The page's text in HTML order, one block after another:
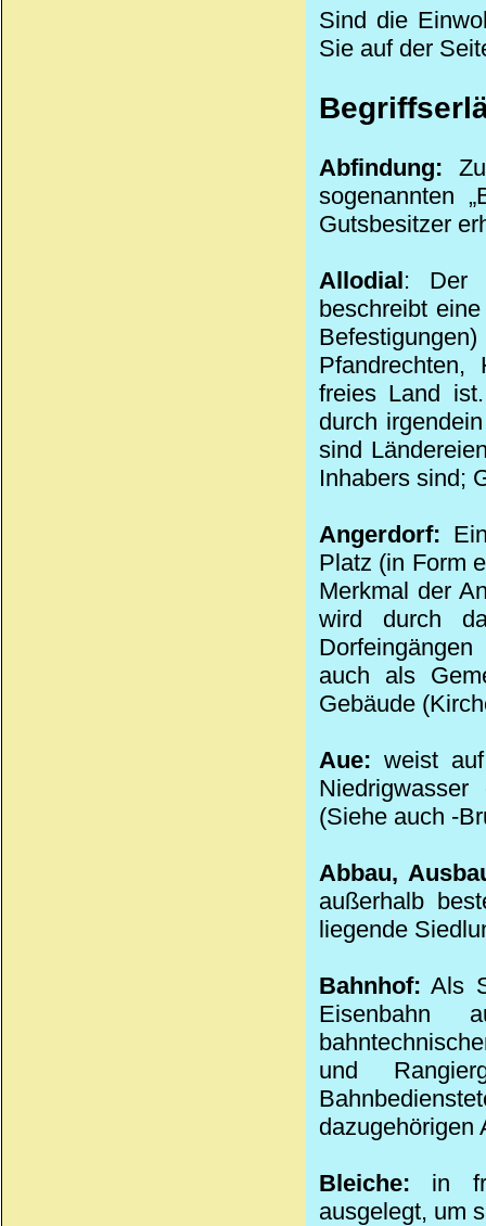
Sind die
Sie auf der
Abfindung:
sogenannten
Gutsbesitzer
Allodial: Der
beschreibt
Pfandrechten,
freies Land
durch
sind
Inhabers sind;
Angerdorf:
Platz (in Form
Merkmal der
wird durch
auch als
Gebäude
Aue: weist
(Siehe auch -
Abbau,
außerhalb
liegende
Bahnhof: Als
Eisenbahn
und
dazugehörigen
Bleiche: in
ausgelegt, um